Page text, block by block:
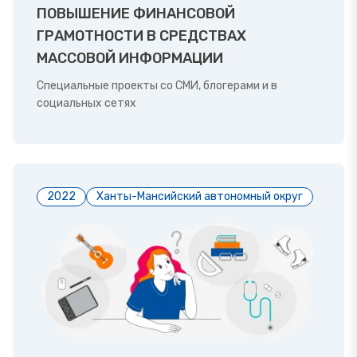
ПОВЫШЕНИЕ ФИНАНСОВОЙ
ГРАМОТНОСТИ В СРЕДСТВАХ
МАССОВОЙ ИНФОРМАЦИИ
Специальные проекты со СМИ, блогерами и в
социальных сетях
2022 Ханты-Мансийский автономный округ